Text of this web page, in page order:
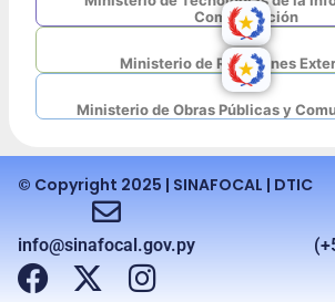
Comunicación
Ministerio de Relaciones
Ministerio de Obras Públicas y
© Copyright 2025 | SINAFOCAL | DTIC
info@sinafocal.gov.py